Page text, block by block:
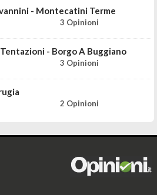
- Montecatini Terme
3 Opinioni
- Borgo A Buggiano
3 Opinioni
2 Opinioni